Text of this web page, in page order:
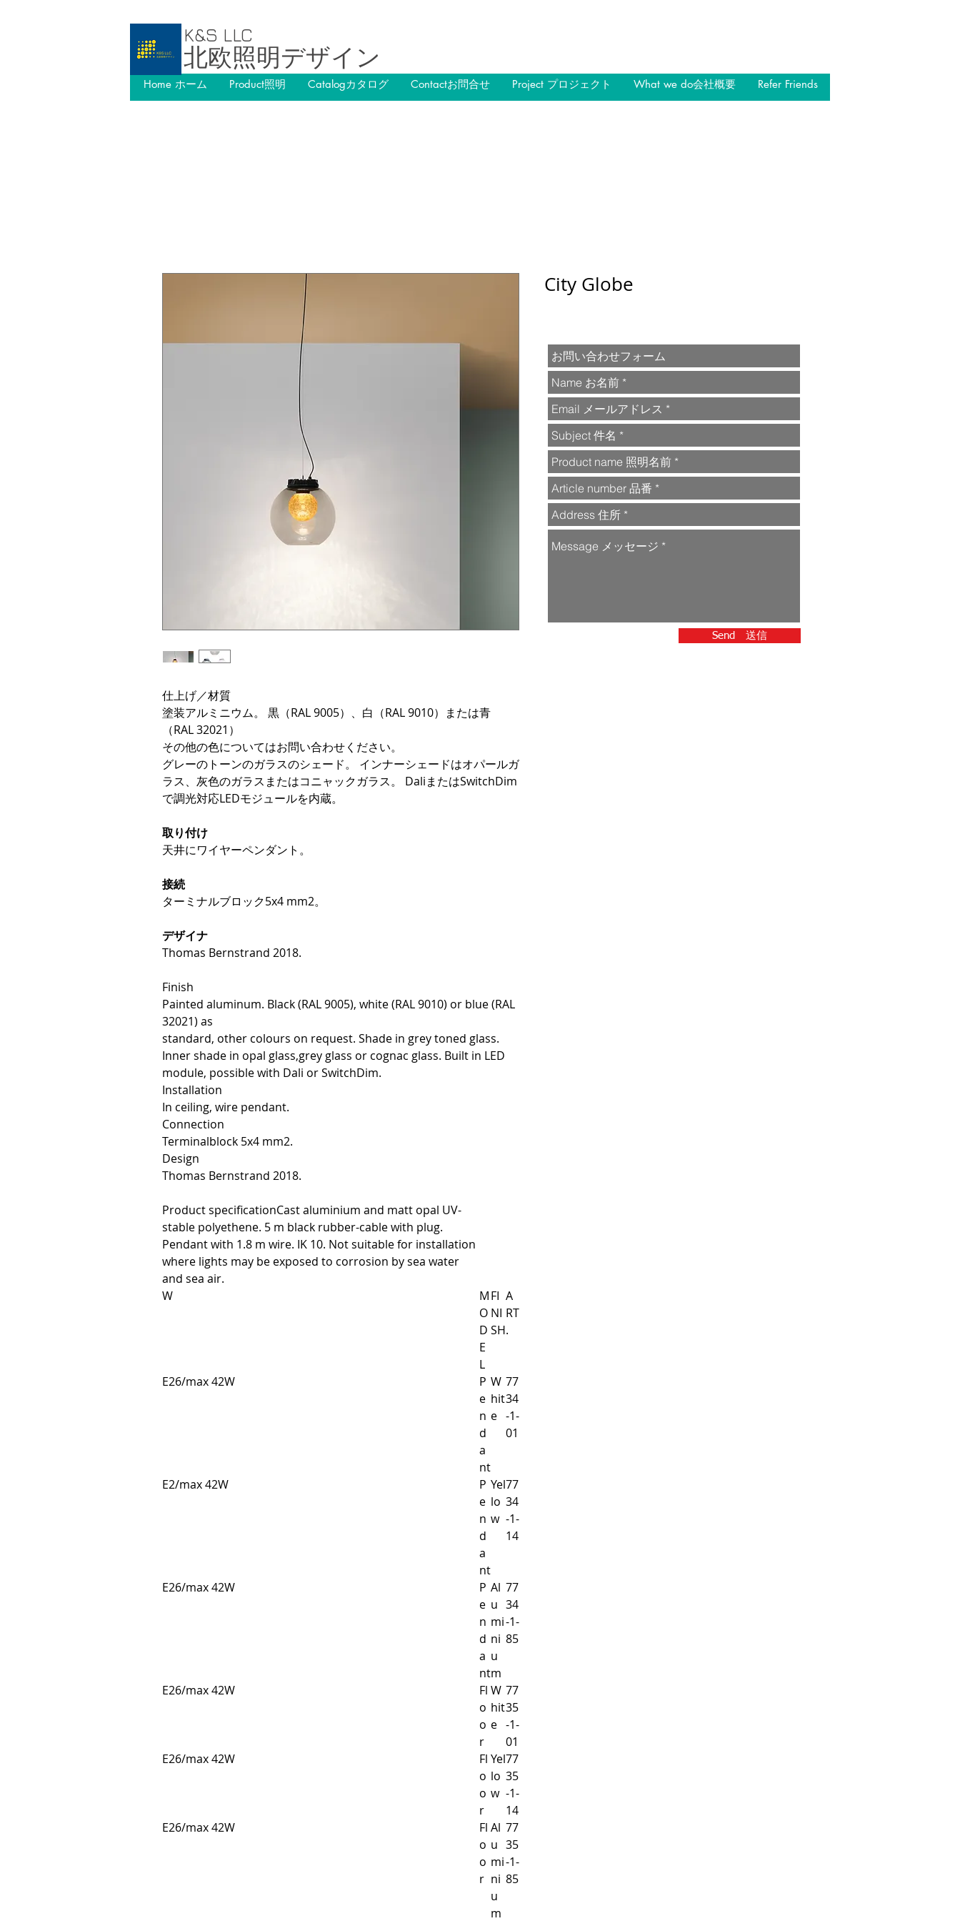
Home ホーム Product照明 Catalogカタログ Contactお問合せ Project プロジェクト What we do会社概要 Refer Friends
K&S LLC
北欧照明デザイン
仕上げ／材質
塗装アルミニウム。 黒（RAL 9005）、白（RAL 9010）または青
（RAL 32021）
その他の色についてはお問い合わせください。
グレーのトーンのガラスのシェード。 インナーシェードはオパールガ
ラス、灰色のガラスまたはコニャックガラス。 DaliまたはSwitchDim
で調光対応LEDモジュールを内蔵。
取り付け
天井にワイヤーペンダント。
接続
ターミナルブロック5x4 mm2。
デザイナ
Thomas Bernstrand 2018.
Finish
Painted aluminum. Black (RAL 9005), white (RAL 9010) or blue (RAL
32021) as
standard, other colours on request. Shade in grey toned glass.
Inner shade in opal glass,grey glass or cognac glass. Built in LED
module, possible with Dali or SwitchDim.
Installation
In ceiling, wire pendant.
Connection
Terminalblock 5x4 mm2.
Design
Thomas Bernstrand 2018.
Product specificationCast aluminium and matt opal UV-
stable polyethene. 5 m black rubber-cable with plug.
Pendant with 1.8 m wire. IK 10. Not suitable for installation
where lights may be exposed to corrosion by sea water
and sea air.
W
M
O
D
E
L
FI
NI
SH
A
RT
.
E26/max 42W
P
e
n
d
a
nt
W
hit
e
77
34
-1-
01
E2/max 42W
P
e
n
d
a
nt
Yel
lo
w
77
34
-1-
14
E26/max 42W
P
e
n
d
a
nt
Al
u
mi
ni
u
m
77
34
-1-
85
E26/max 42W
Fl
o
o
r
W
hit
e
77
35
-1-
01
E26/max 42W
Fl
o
o
r
Yel
lo
w
77
35
-1-
14
E26/max 42W
Fl
o
o
r
Al
u
mi
ni
u
m
77
35
-1-
85
City Globe
Send 送信